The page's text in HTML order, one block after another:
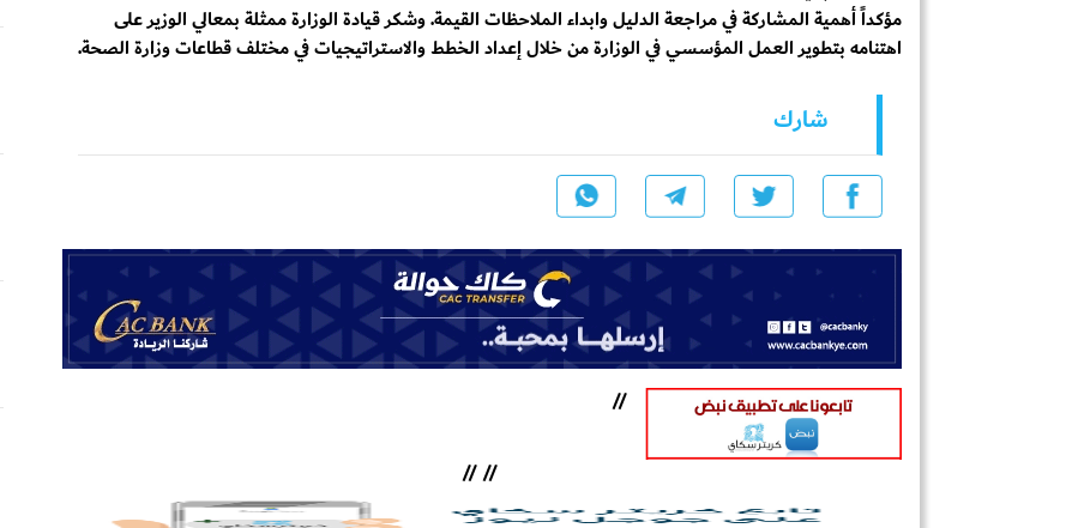
مؤكداً أهمية المشاركة في مراجعة الدليل وابداء الملاحظات القيمة. وشكر قيادة الوزارة ممثلة بمعالي الوزير على
اهتنامه بتطوير العمل المؤسسي في الوزارة من خلال إعداد الخطط والاستراتيجيات في مختلف قطاعات وزارة الصحة.
شارك
//
//
//